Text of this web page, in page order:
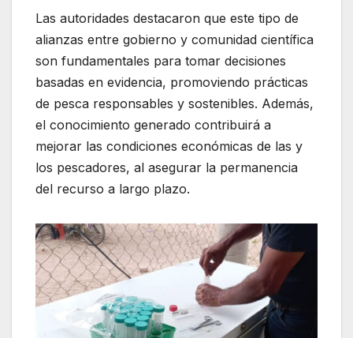
Las autoridades destacaron que este tipo de
alianzas entre gobierno y comunidad científica
son fundamentales para tomar decisiones
basadas en evidencia, promoviendo prácticas
de pesca responsables y sostenibles. Además,
el conocimiento generado contribuirá a
mejorar las condiciones económicas de las y
los pescadores, al asegurar la permanencia
del recurso a largo plazo.